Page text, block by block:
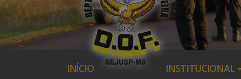
INÍCIO INSTITUCIONAL